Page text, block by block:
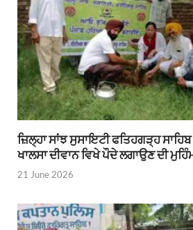
ਜ਼ਿਲ੍ਹਾ ਸਾਂਝ ਸੁਸਾਇਟੀ ਫਤਿਹਗੜ੍ਹ
ਖਾਲਸਾ ਦੀਵਾਨ ਵਿਖੇ ਪੌਦੇ ਲਗਾਉਣ ਦੀ
21 June 2026